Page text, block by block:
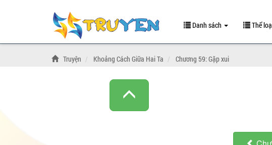
Danh sách Thể
Truyện Khoảng Cách Giữa Hai Ta Chương 59: Gặp xui